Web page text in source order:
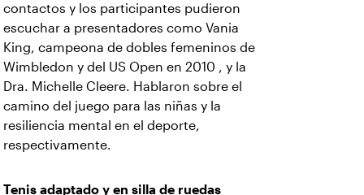
contactos y los participantes pudieron
escuchar a presentadores como Vania
King, campeona de dobles femeninos de
Wimbledon y del US Open en 2010 , y la
Dra. Michelle Cleere. Hablaron sobre el
camino del juego para las niñas y la
resiliencia mental en el deporte,
respectivamente.
Tenis adaptado y en silla de ruedas